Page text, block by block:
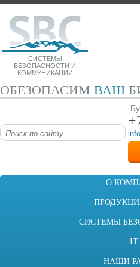
СИСТЕМЫ
БЕЗОПАСНОСТИ И
КОММУНИКАЦИИ
ОБЕЗОПАСИМ ВАШ
О
СИСТЕМЫ
IT
НАШИ